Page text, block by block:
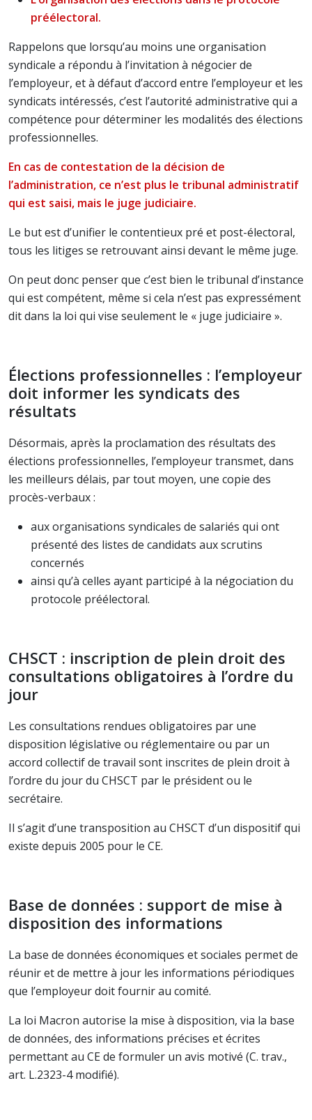
préélectoral.
Rappelons que lorsqu’au moins une organisation
syndicale a répondu à l’invitation à négocier de
l’employeur, et à défaut d’accord entre l’employeur et les
syndicats intéressés, c’est l’autorité administrative qui a
compétence pour déterminer les modalités des élections
professionnelles.
En cas de contestation de la décision de
l’administration, ce n’est plus le tribunal administratif
qui est saisi, mais le juge judiciaire.
Le but est d’unifier le contentieux pré et post-électoral,
tous les litiges se retrouvant ainsi devant le même juge.
On peut donc penser que c’est bien le tribunal d’instance
qui est compétent, même si cela n’est pas expressément
dit dans la loi qui vise seulement le « juge judiciaire ».
Élections professionnelles : l’employeur
doit informer les syndicats des
résultats
Désormais, après la proclamation des résultats des
élections professionnelles, l’employeur transmet, dans
les meilleurs délais, par tout moyen, une copie des
procès-verbaux :
aux organisations syndicales de salariés qui ont
présenté des listes de candidats aux scrutins
concernés
ainsi qu’à celles ayant participé à la négociation du
protocole préélectoral.
CHSCT : inscription de plein droit des
consultations obligatoires à l’ordre du
jour
Les consultations rendues obligatoires par une
disposition législative ou réglementaire ou par un
accord collectif de travail sont inscrites de plein droit à
l’ordre du jour du CHSCT par le président ou le
secrétaire.
Il s’agit d’une transposition au CHSCT d’un dispositif qui
existe depuis 2005 pour le CE.
Base de données : support de mise à
disposition des informations
La base de données économiques et sociales permet de
réunir et de mettre à jour les informations périodiques
que l’employeur doit fournir au comité.
La loi Macron autorise la mise à disposition, via la base
de données, des informations précises et écrites
permettant au CE de formuler un avis motivé (C. trav.,
art. L.2323-4 modifié).